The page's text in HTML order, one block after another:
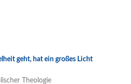
geht, hat ein großes Licht
Theologie